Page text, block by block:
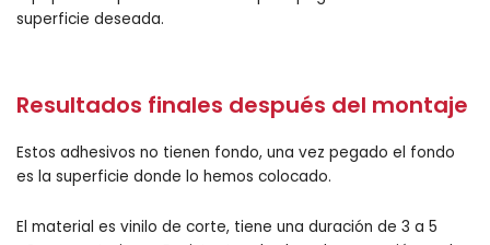
superficie deseada.
Resultados finales después del montaje
Estos adhesivos no tienen fondo, una vez pegado el fondo
es la superficie donde lo hemos colocado.
El material es vinilo de corte, tiene una duración de 3 a 5